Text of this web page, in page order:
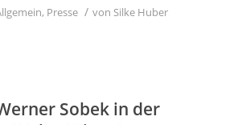
, Presse / von Silke Huber
Sobek in der